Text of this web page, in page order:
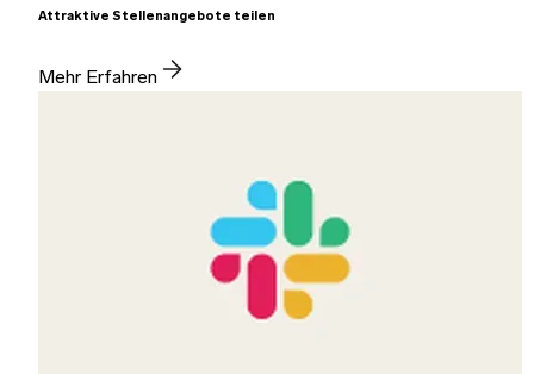
Attraktive Stellenangebote teilen
Mehr Erfahren